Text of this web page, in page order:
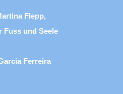
Flepp,
Fuss und Seele
Ferreira